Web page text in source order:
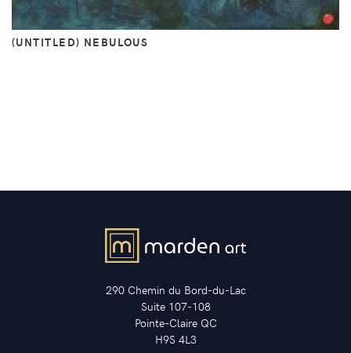
(UNTITLED) NEBULOUS
290 Chemin du Bord-du-Lac
Suite 107-108
Pointe-Claire QC
H9S 4L3